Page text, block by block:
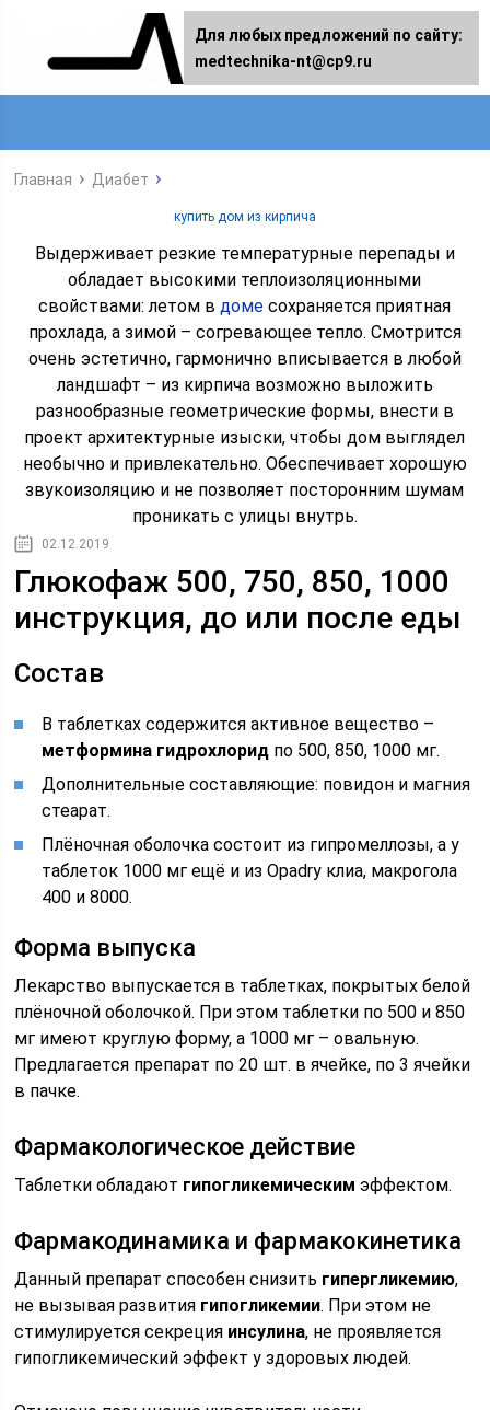
Главная Диабет
купить дом из кирпича
Выдерживает резкие температурные перепады и
обладает высокими теплоизоляционными
свойствами: летом вдоме сохраняется приятная
прохлада, а зимой – согревающее тепло. Смотрится
очень эстетично, гармонично вписывается в любой
ландшафт – из кирпича возможно выложить
разнообразные геометрические формы, внести в
проект архитектурные изыски, чтобы дом выглядел
необычно и привлекательно. Обеспечивает хорошую
звукоизоляцию и не позволяет посторонним шумам
проникать с улицы внутрь.
02.12.2019
Глюкофаж 500, 750, 850, 1000
инструкция, до или после еды
Состав
В таблетках содержится активное вещество –
метформина гидрохлорид по 500, 850, 1000 мг.
Дополнительные составляющие: повидон и магния
стеарат.
Плёночная оболочка состоит из гипромеллозы, а у
таблеток 1000 мг ещё и из Opadry клиа, макрогола
400 и 8000.
Форма выпуска
Лекарство выпускается в таблетках, покрытых белой
плёночной оболочкой. При этом таблетки по 500 и 850
мг имеют круглую форму, а 1000 мг – овальную.
Предлагается препарат по 20 шт. в ячейке, по 3 ячейки
в пачке.
Фармакологическое действие
Таблетки обладают гипогликемическим эффектом.
Фармакодинамика и фармакокинетика
Данный препарат способен снизить гипергликемию,
не вызывая развития гипогликемии. При этом не
стимулируется секреция инсулина, не проявляется
гипогликемический эффект у здоровых людей.
Для любых предложений по сайту:
medtechnika-nt@cp9.ru